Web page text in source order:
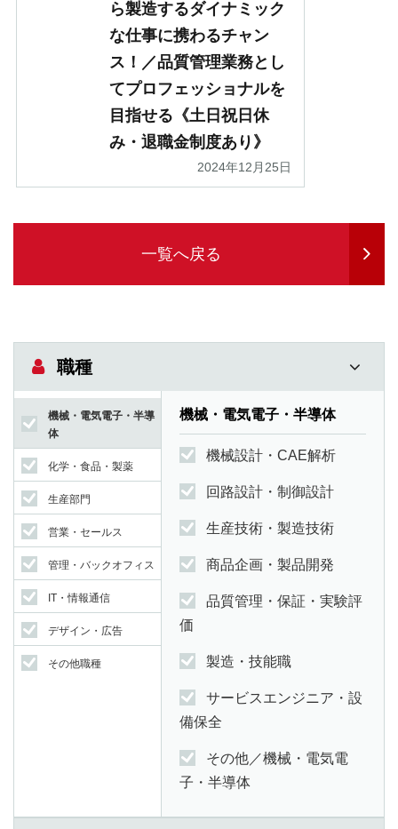
ら製造するダイナミック
な仕事に携わるチャン
ス！／品質管理業務とし
てプロフェッショナルを
目指せる《土日祝日休
み・退職金制度あり》
2024年12月25日
一覧へ戻る
職種
機械・電気電子・半導
体
化学・食品・製薬
生産部門
営業・セールス
管理・バックオフィス
IT・情報通信
デザイン・広告
その他職種
機械・電気電子・半導体
機械設計・CAE解析
回路設計・制御設計
生産技術・製造技術
商品企画・製品開発
品質管理・保証・実験評
価
製造・技能職
サービスエンジニア・設
備保全
その他／機械・電気電
子・半導体